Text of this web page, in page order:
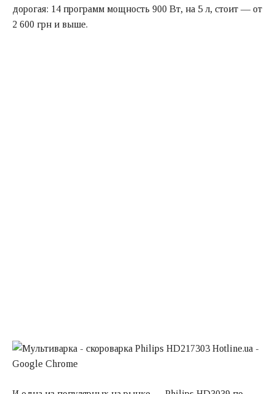
дорогая: 14 программ мощность 900 Вт, на 5 л, стоит — от
2 600 грн и выше.